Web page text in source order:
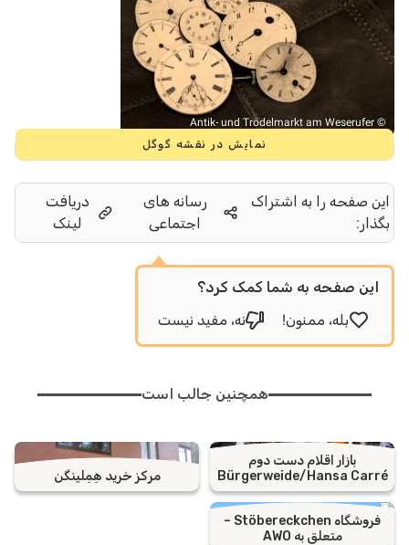
© Antik- und Trödelmarkt am Weserufer
نمایش در نقشه گوگل
این صفحه را به اشتراک
بگذار:
رسانه های
اجتماعی
دریافت
لینک
این صفحه به شما کمک کرد؟
بله، ممنون!
نه، مفید نیست
همچنین جالب است
بازار اقلام دست دوم
Bürgerweide/Hansa Carré
مرکز خرید هِمِلینگن
فروشگاه Stöbereckchen –
متعلق به AWO